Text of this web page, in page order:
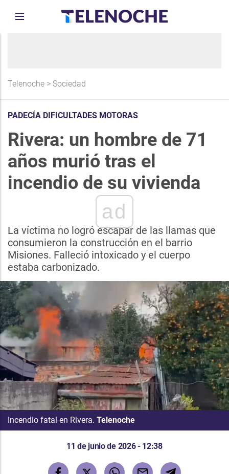
Telenoche > Sociedad
PADECÍA DIFICULTADES MOTORAS
Rivera: un hombre de 71
años murió tras el
incendio de su vivienda
ad
La víctima no logró escapar de las llamas que
consumieron la construcción en el barrio
Misiones. Falleció intoxicado y el cuerpo
estaba carbonizado.
Incendio fatal en Rivera. Telenoche
11 de junio de 2026 - 12:38